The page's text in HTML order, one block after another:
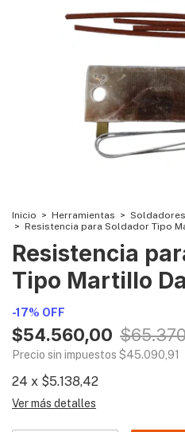
Inicio > Herramientas > Soldadores
> Resistencia para Soldador Tipo
Resistencia
Tipo Martillo
-17% OFF
$54.560,00
Precio sin impuestos $45.090,91
24 x $5.138,42
Ver más detalles